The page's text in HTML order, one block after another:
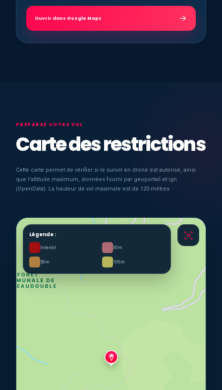
Ouvrir dans Google Maps
PRÉPAREZ VOTRE VOL
Carte des restrictions
Cette carte permet de vérifier si le survol en drone est autorisé, ainsi
que l'altitude maximum, données fourni par geoportail et ign
(OpenData). La hauteur de vol maximale est de 120 mètres
Légende :
Interdit 30m
50m 100m